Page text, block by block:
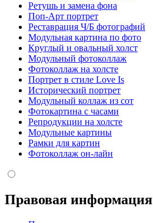
Ретушь и замена фона
Поп-Арт портрет
Реставрация Ч/Б фотографий
Модульная картина по фото
Круглый и овальный холст
Модульный фотоколлаж
Фотоколлаж на холсте
Портрет в стиле Love Is
Исторический портрет
Модульный коллаж из сот
Фотокартина с часами
Репродукции на холсте
Модульные картины
Рамки для картин
Фотоколлаж он-лайн
Правовая информация